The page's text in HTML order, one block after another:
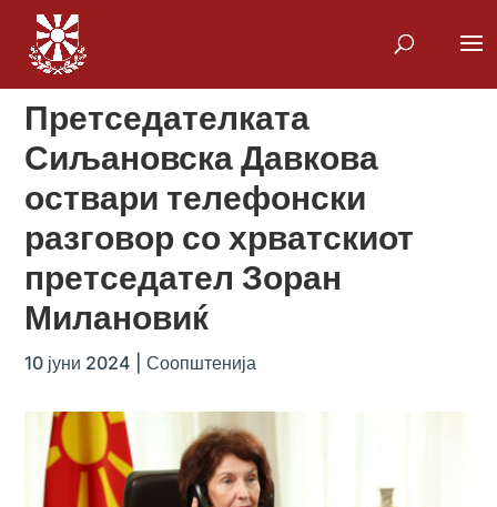
Претседателката
Сиљановска Давкова
оствари телефонски
разговор со хрватскиот
претседател Зоран
Милановиќ
10 јуни 2024 |Соопштенија